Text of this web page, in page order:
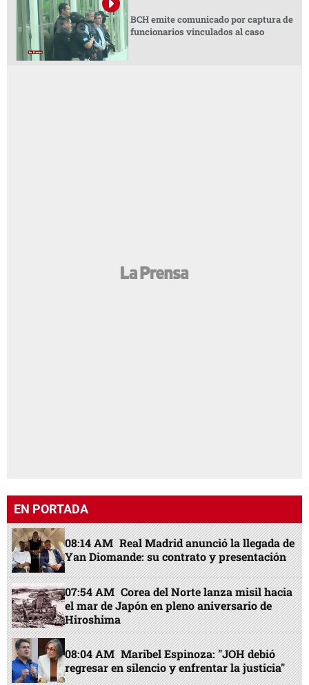
BCH emite comunicado por captura de
funcionarios vinculados al caso
EN PORTADA
08:14 AM Real Madrid anunció la llegada de
Yan Diomande: su contrato y presentación
07:54 AM Corea del Norte lanza misil hacia
el mar de Japón en pleno aniversario de
Hiroshima
08:04 AM Maribel Espinoza: "JOH debió
regresar en silencio y enfrentar la justicia"